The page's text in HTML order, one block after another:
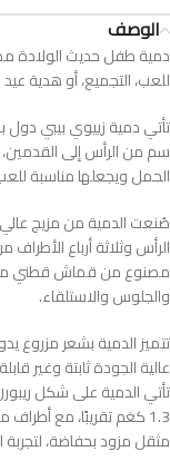
الوصف
دمية طفل حديث الولادة
للعب، التجميع، أو هدية عيد
الحمل ويجعلها مناسبة
صُنعت الدمية من مزيج عالي
الرأس وثلاثة أرباع
مصنوع من قماش قطني مرن
والجلوس والاستلقاء.
تتميز الدمية بشعر مزروع
عالية الجودة ثابتة وغير
1.3 كغم تقريبًا، مع
مثقل مزود بحفاضة،